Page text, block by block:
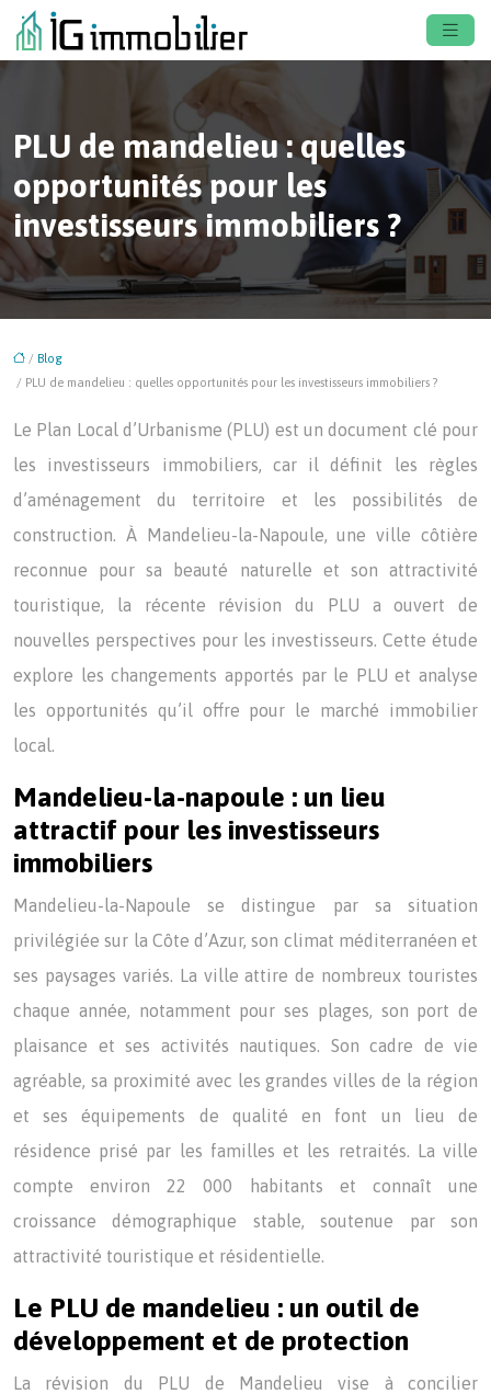
PLU de mandelieu : quelles
opportunités pour les
investisseurs immobiliers ?
/ Blog
/ PLU de mandelieu : quelles opportunités pour les investisseurs immobiliers ?
Le Plan Local d’Urbanisme (PLU) est un document clé pour
les investisseurs immobiliers, car il définit les règles
d’aménagement du territoire et les possibilités de
construction. À Mandelieu-la-Napoule, une ville côtière
reconnue pour sa beauté naturelle et son attractivité
touristique, la récente révision du PLU a ouvert de
nouvelles perspectives pour les investisseurs. Cette étude
explore les changements apportés par le PLU et analyse
les opportunités qu’il offre pour le marché immobilier
local.
Mandelieu-la-napoule : un lieu
attractif pour les investisseurs
immobiliers
Mandelieu-la-Napoule se distingue par sa situation
privilégiée sur la Côte d’Azur, son climat méditerranéen et
ses paysages variés. La ville attire de nombreux touristes
chaque année, notamment pour ses plages, son port de
plaisance et ses activités nautiques. Son cadre de vie
agréable, sa proximité avec les grandes villes de la région
et ses équipements de qualité en font un lieu de
résidence prisé par les familles et les retraités. La ville
compte environ 22 000 habitants et connaît une
croissance démographique stable, soutenue par son
attractivité touristique et résidentielle.
Le PLU de mandelieu : un outil de
développement et de protection
La révision du PLU de Mandelieu vise à concilier